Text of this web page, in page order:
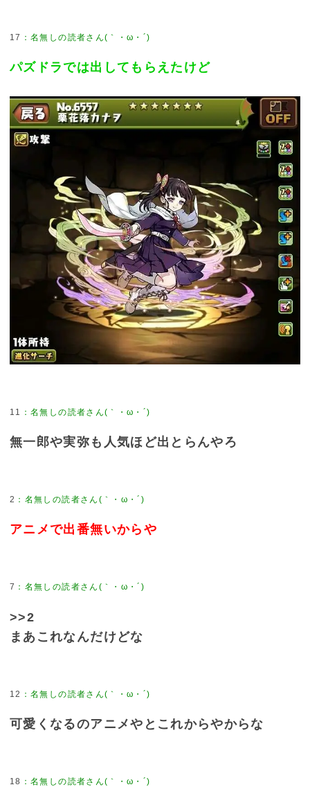
17
パズドラでは出してもらえたけど
11
無一郎や実弥も人気ほど出とらんやろ
2
アニメで出番無いからや
7
>>2
まあこれなんだけどな
12
可愛くなるのアニメやとこれからやからな
18